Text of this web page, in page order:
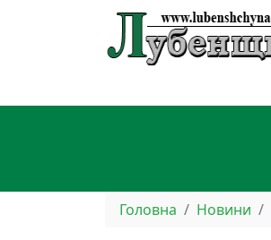
Головна Новини